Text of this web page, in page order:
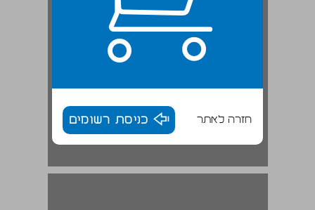
חזרה לאתר כניסת רשומים